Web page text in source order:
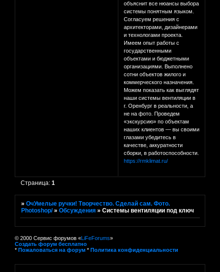
объяснит все нюансы выбора
системы понятным языком.
Согласуем решения с
архитекторами, дизайнерами
и технологами проекта.
Имеем опыт работы с
государственными
объектами и бюджетными
организациями. Выполнено
сотни объектов жилого и
коммерческого назначения.
Можем показать как выглядят
наши системы вентиляции в
г. Оренбург в реальности, а
не на фото. Проведем
«экскурсию» по объектам
наших клиентов — вы своими
глазами убедитесь в
качестве, аккуратности
сборки, в работоспособности.
https://rmklimat.ru/
Страница:1
»ОчУмелые ручки! Творчество. Сделай сам. Фото.
Photoshop/ »Обсуждения »Системы вентиляции под ключ
© 2000 Сервис форумов «LiFeForums»
Создать форум бесплатно
* Пожаловаться на форум * Политика конфиденциальности